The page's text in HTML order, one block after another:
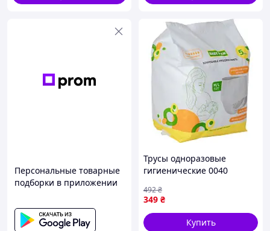
Персональные товарные
подборки в приложении
Трусы одноразовые
гигиенические 0040
Труси одноразові гігієнічні
0040 розмір ML 5 штук
349 ₴
492₴
Купить